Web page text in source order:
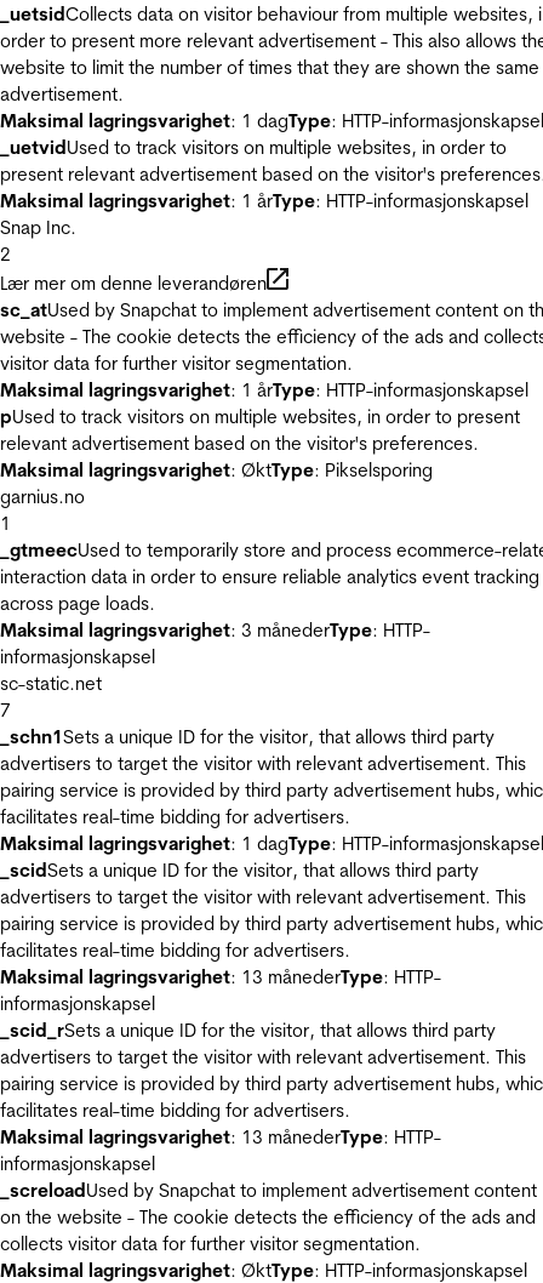
_uetsidCollects data on visitor behaviour from multiple websites,
order to present more relevant advertisement - This also allows
website to limit the number of times that they are shown the same
advertisement.
Maksimal lagringsvarighet: 1 dagType: HTTP-informasjonskapsel
_uetvidUsed to track visitors on multiple websites, in order to
present relevant advertisement based on the visitor's
Maksimal lagringsvarighet: 1 årType: HTTP-informasjonskapsel
Snap Inc.
2
Lær mer om denne leverandøren
sc_atUsed by Snapchat to implement advertisement content on
website - The cookie detects the efficiency of the ads and
visitor data for further visitor segmentation.
Maksimal lagringsvarighet: 1 årType: HTTP-informasjonskapsel
pUsed to track visitors on multiple websites, in order to present
relevant advertisement based on the visitor's preferences.
Maksimal lagringsvarighet: ØktType: Pikselsporing
garnius.no
1
_gtmeecUsed to temporarily store and process ecommerce-
interaction data in order to ensure reliable analytics event tracking
across page loads.
Maksimal lagringsvarighet: 3 månederType: HTTP-
informasjonskapsel
sc-static.net
7
_schn1Sets a unique ID for the visitor, that allows third party
advertisers to target the visitor with relevant advertisement. This
pairing service is provided by third party advertisement hubs,
facilitates real-time bidding for advertisers.
Maksimal lagringsvarighet: 1 dagType: HTTP-informasjonskapsel
_scidSets a unique ID for the visitor, that allows third party
advertisers to target the visitor with relevant advertisement. This
pairing service is provided by third party advertisement hubs,
facilitates real-time bidding for advertisers.
Maksimal lagringsvarighet: 13 månederType: HTTP-
informasjonskapsel
_scid_rSets a unique ID for the visitor, that allows third party
advertisers to target the visitor with relevant advertisement. This
pairing service is provided by third party advertisement hubs,
facilitates real-time bidding for advertisers.
Maksimal lagringsvarighet: 13 månederType: HTTP-
informasjonskapsel
_screloadUsed by Snapchat to implement advertisement content
on the website - The cookie detects the efficiency of the ads and
collects visitor data for further visitor segmentation.
Maksimal lagringsvarighet: ØktType: HTTP-informasjonskapsel